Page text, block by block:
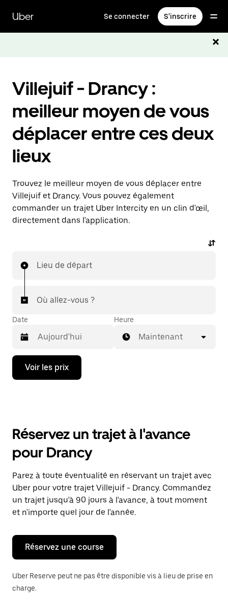
contenu
principal
Uber Se connecter S'inscrire
Villejuif - Drancy :
meilleur moyen de vous
déplacer entre ces deux
lieux
Trouvez le meilleur moyen de vous déplacer entre
Villejuif et Drancy. Vous pouvez également
commander un trajet Uber Intercity en un clin d'œil,
directement dans l'application.
Lieu de départ
Où allez-vous ?
Date
Appuyez
la
ouvrir
calendrier
et
sélectionner
une
date.
Appuyez
sur
la
Échap
pour
fermer
calendrier.
Heure
Maintenant
Voir les prix
Réservez un trajet à l'avance
pour Drancy
Parez à toute éventualité en réservant un trajet avec
Uber pour votre trajet Villejuif - Drancy. Commandez
un trajet jusqu'à 90 jours à l'avance, à tout moment
et n'importe quel jour de l'année.
Réservez une course
Uber Reserve peut ne pas être disponible vis à lieu de prise en
charge.